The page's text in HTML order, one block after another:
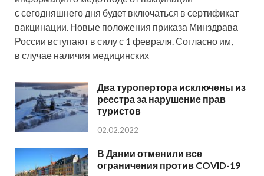
с сегодняшнего дня будет включаться в сертификат
вакцинации. Новые положения приказа Минздрава
России вступают в силу с 1 февраля. Согласно им,
в случае наличия медицинских
Два туропертора исключены из
реестра за нарушение прав
туристов
02.02.2022
В Дании отменили все
ограничения против COVID-19